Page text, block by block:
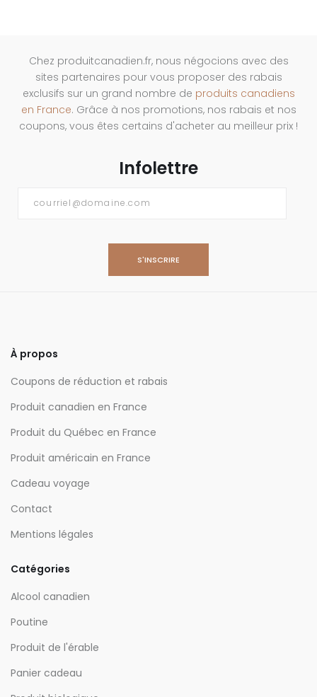
Chez produitcanadien.fr, nous négocions avec des
sites partenaires pour vous proposer des rabais
exclusifs sur un grand nombre de produits canadiens
en France. Grâce à nos promotions, nos rabais et nos
coupons, vous êtes certains d'acheter au meilleur prix !
Infolettre
À propos
Coupons de réduction et rabais
Produit canadien en France
Produit du Québec en France
Produit américain en France
Cadeau voyage
Contact
Mentions légales
Catégories
Alcool canadien
Poutine
Produit de l'érable
Panier cadeau